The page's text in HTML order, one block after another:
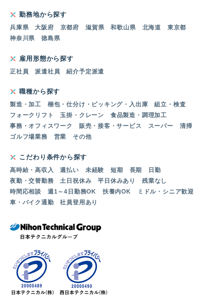
勤務地から探す
兵庫県 大阪府 京都府 滋賀県 和歌山県 北海道
東京都
神奈川県
徳島県
雇用形態から探す
正社員 派遣社員 紹介予定派遣
職種から探す
製造・加工 梱包・仕分け・ピッキング・入出庫
組立・検査
フォークリフト
玉掛・クレーン
食品製造・調理加工
事務・オフィスワーク
販売・接客・サービス スーパー
清掃
ゴルフ場業務
営業 その他
こだわり条件から探す
高時給・高収入 週払い 未経験 短期 長期
日勤
夜勤・交替勤務
土日祝休み 平日休みあり
残業なし
時間応相談
週1～4日勤務OK 扶養内OK
ミドル・シニア歓迎
車・バイク通勤
社員登用あり